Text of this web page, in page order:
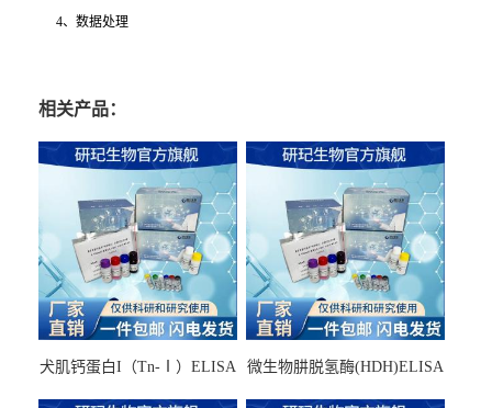
4、数据处理
相关产品：
犬肌钙蛋白I（Tn-Ⅰ）ELISA
微生物肼脱氢酶(HDH)ELISA